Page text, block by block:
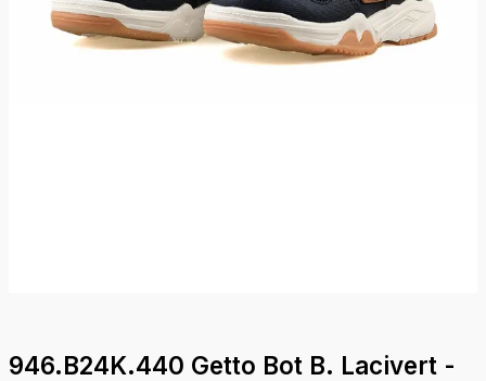
946.B24K.440 Getto Bot B. Lacivert -